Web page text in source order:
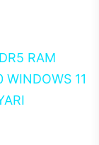
RAM
11